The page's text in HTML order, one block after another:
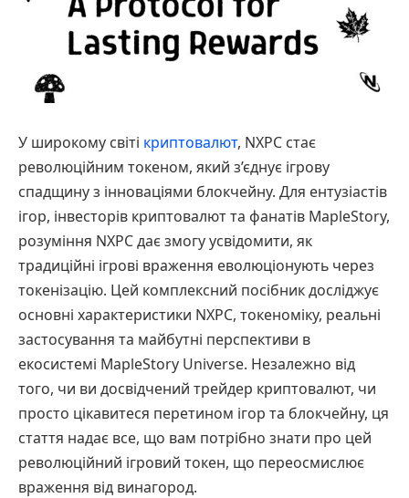
У широкому світі криптовалют, NXPC стає
революційним токеном, який з’єднує ігрову
спадщину з інноваціями блокчейну. Для ентузіастів
ігор, інвесторів криптовалют та фанатів MapleStory,
розуміння NXPC дає змогу усвідомити, як
традиційні ігрові враження еволюціонують через
токенізацію. Цей комплексний посібник досліджує
основні характеристики NXPC, токеноміку, реальні
застосування та майбутні перспективи в
екосистемі MapleStory Universe. Незалежно від
того, чи ви досвідчений трейдер криптовалют, чи
просто цікавитеся перетином ігор та блокчейну, ця
стаття надає все, що вам потрібно знати про цей
революційний ігровий токен, що переосмислює
враження від винагород.